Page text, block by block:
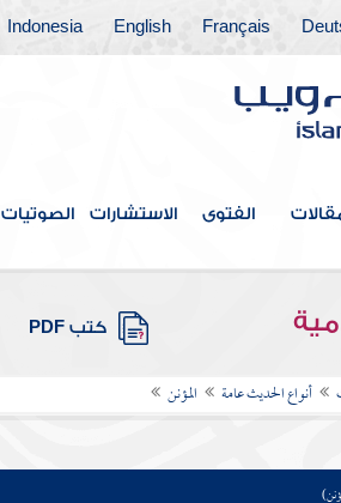
Français
English
Indonesia
الفتوى الاستشارات الصوتيات
كتب PDF
أنواع الحديث عامة المؤنن